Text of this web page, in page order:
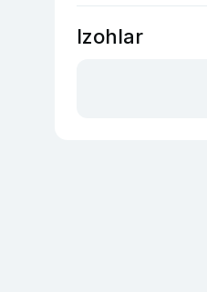
Izohlar